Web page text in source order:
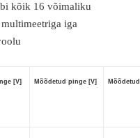
kõik 16 võimaliku
iga
[V] Mõõdetud pinge [V]